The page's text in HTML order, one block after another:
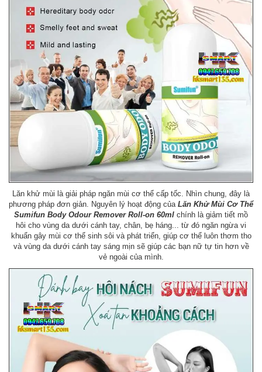
Lăn khử mùi là giải pháp ngăn mùi cơ thể cấp tốc. Nhìn chung, đây là
phương pháp đơn giản. Nguyên lý hoạt động của Lăn Khử Mùi Cơ Thể
Sumifun Body Odour Remover Roll-on 60ml chính là giảm tiết mồ
hôi cho vùng da dưới cánh tay, chân, bẹ háng... từ đó ngăn ngừa vi
khuẩn gây mùi cơ thể sinh sôi và phát triển, giúp cơ thể luôn thơm tho
và vùng da dưới cánh tay sáng mịn sẽ giúp các bạn nữ tự tin hơn về
vẻ ngoài của mình.